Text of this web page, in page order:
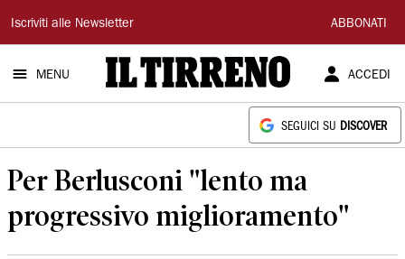
Il
Tirreno
Iscriviti alle Newsletter ABBONATI
MENU ACCEDI
SEGUICI SU DISCOVER
Per Berlusconi "lento ma
progressivo miglioramento"